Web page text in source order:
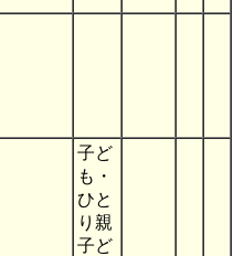
子ど
も・
ひと
り親
子ど